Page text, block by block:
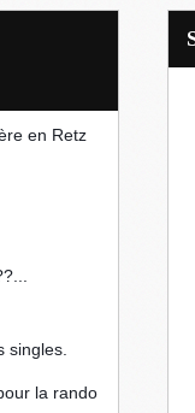
en Retz
singles.
la rando